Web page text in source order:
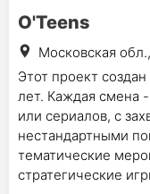
O'Teens
Московская
Этот проект
лет. Каждая смена
или сериалов, с
нестандартными
тематические
стратегические